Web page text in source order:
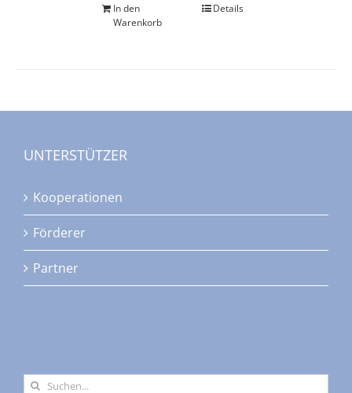
In den
Warenkorb
Details
UNTERSTÜTZER
Kooperationen
Förderer
Partner
Suche